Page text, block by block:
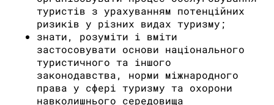
туристів з урахуванням потенційних
ризиків у різних видах туризму;
знати, розуміти і вміти
застосовувати основи національного
туристичного та іншого
законодавства, норми міжнародного
права у сфері туризму та охорони
навколишнього середовища